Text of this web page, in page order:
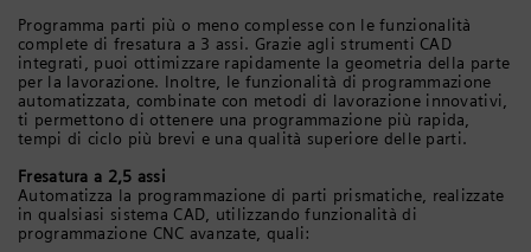
Programma parti più o meno complesse con le funzionalità
complete di fresatura a 3 assi. Grazie agli strumenti CAD
integrati, puoi ottimizzare rapidamente la geometria della parte
per la lavorazione. Inoltre, le funzionalità di programmazione
automatizzata, combinate con metodi di lavorazione innovativi,
ti permettono di ottenere una programmazione più rapida,
tempi di ciclo più brevi e una qualità superiore delle parti.
Fresatura a 2,5 assi
Automatizza la programmazione di parti prismatiche, realizzate
in qualsiasi sistema CAD, utilizzando funzionalità di
programmazione CNC avanzate, quali: